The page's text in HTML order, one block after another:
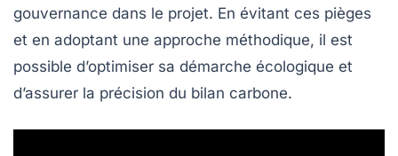
gouvernance dans le projet. En évitant ces pièges
et en adoptant une approche méthodique, il est
possible d’optimiser sa démarche écologique et
d’assurer la précision du bilan carbone.